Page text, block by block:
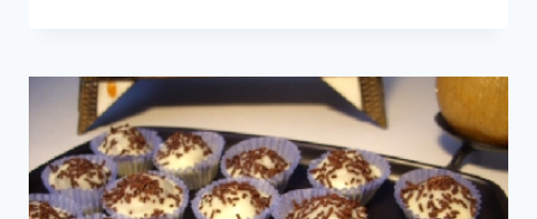
PÂTE
D’AMANDES